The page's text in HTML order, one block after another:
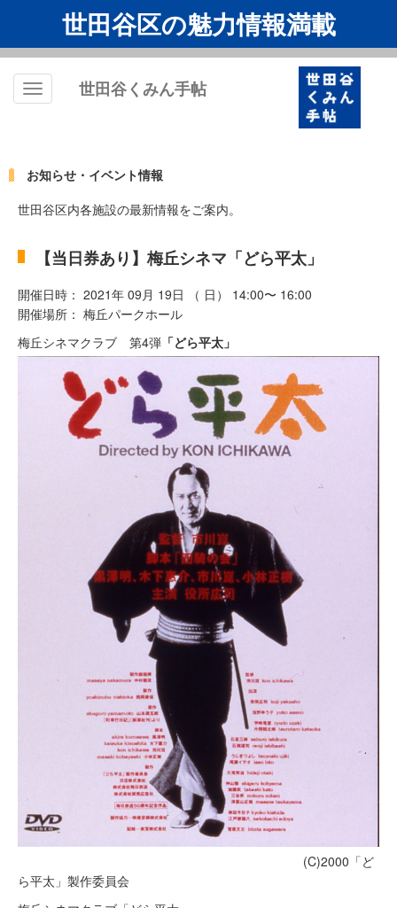
世田谷区の魅力情報満載
Toggle
世田谷くみん手帖
お知らせ・イベント情報
世田谷区内各施設の最新情報をご案内。
【当日券あり】梅丘シネマ「どら平太」
開催日時： 2021年 09月 19日 （ 日） 14:00〜 16:00
開催場所： 梅丘パークホール
梅丘シネマクラブ 第4弾 「どら平太」
(C)2000「ど
ら平太」製作委員会